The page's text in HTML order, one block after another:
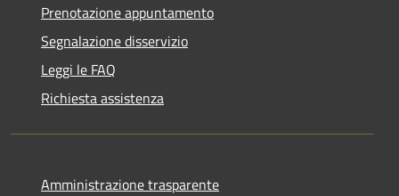
Prenotazione appuntamento
Segnalazione disservizio
Leggi le FAQ
Richiesta assistenza
Amministrazione trasparente